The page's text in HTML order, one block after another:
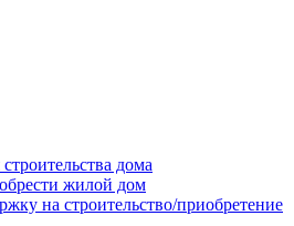
дома
жилой дом
на строительство/приобретение